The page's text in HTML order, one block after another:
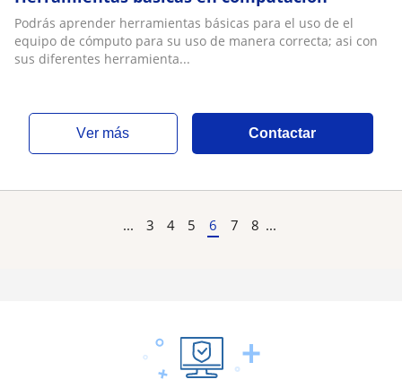
Podrás aprender herramientas básicas para el uso de el
equipo de cómputo para su uso de manera correcta; asi con
sus diferentes herramienta...
ver más Contactar
... 3 4 5 6 7 8 ...